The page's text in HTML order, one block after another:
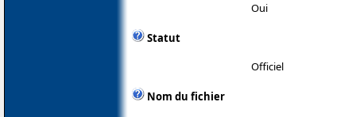
Oui
Statut
Officiel
Nom du fichier